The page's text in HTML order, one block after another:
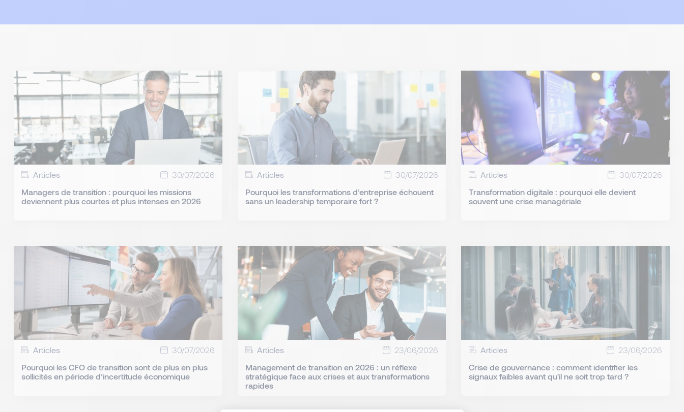
Articles
30/07/2026
Managers de transition : pourquoi les missions
deviennent plus courtes et plus intenses en 2026
Articles
30/07/2026
Pourquoi les transformations d’entreprise échouent
sans un leadership temporaire fort ?
Articles
30/07/2026
Transformation digitale : pourquoi elle devient
souvent une crise managériale
Articles
30/07/2026
Pourquoi les CFO de transition sont de plus en plus
sollicités en période d’incertitude économique
Articles
23/06/2026
Management de transition en 2026 : un réflexe
stratégique face aux crises et aux transformations
rapides
Articles
23/06/2026
Crise de gouvernance : comment identifier les
signaux faibles avant qu'il ne soit trop tard ?